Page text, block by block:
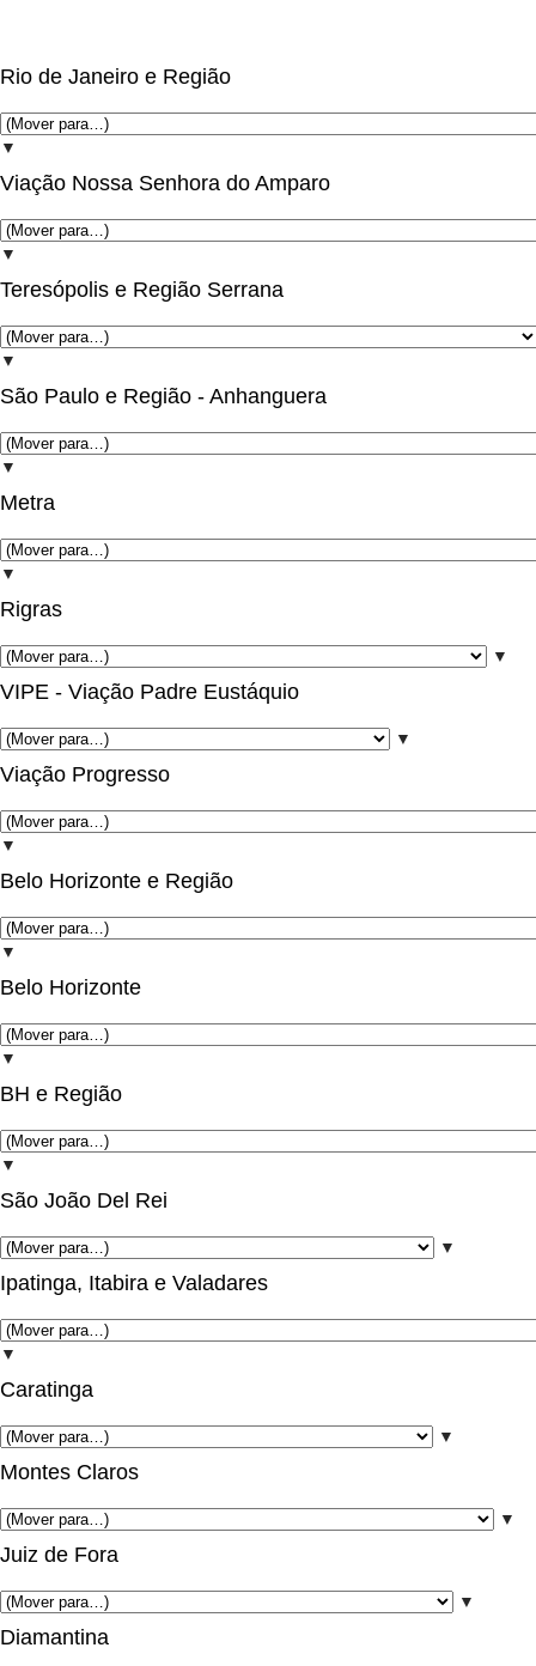
Rio de Janeiro e Região
▼
Viação Nossa Senhora do Amparo
▼
Teresópolis e Região Serrana
▼
São Paulo e Região - Anhanguera
▼
Metra
▼
Rigras
▼
VIPE - Viação Padre Eustáquio
▼
Viação Progresso
▼
Belo Horizonte e Região
▼
Belo Horizonte
▼
BH e Região
▼
São João Del Rei
▼
Ipatinga, Itabira e Valadares
▼
Caratinga
▼
Montes Claros
▼
Juiz de Fora
▼
Diamantina